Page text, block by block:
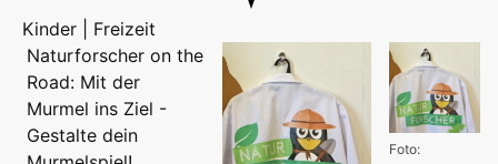
Kinder | Freizeit
Foto:
Naturforscher on the
Road: Mit der
Murmel ins Ziel -
Gestalte dein